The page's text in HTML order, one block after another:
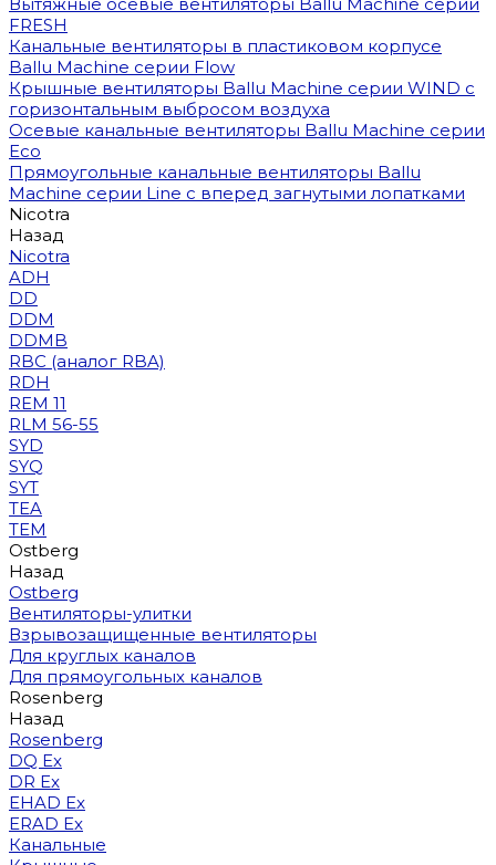
FRESH
Канальные вентиляторы в пластиковом корпусе
Ballu Machine серии Flow
Крышные вентиляторы Ballu Machine серии WIND с
горизонтальным выбросом воздуха
Осевые канальные вентиляторы Ballu Machine серии
Eco
Прямоугольные канальные вентиляторы Ballu
Machine серии Line с вперед загнутыми лопатками
Nicotra
Назад
Nicotra
ADH
DD
DDM
DDMB
RBC (аналог RBA)
RDH
REM 11
RLM 56-55
SYD
SYQ
SYT
TEA
TEM
Ostberg
Назад
Ostberg
Вентиляторы-улитки
Взрывозащищенные вентиляторы
Для круглых каналов
Для прямоугольных каналов
Rosenberg
Назад
Rosenberg
DQ Ex
DR Ex
EHAD Ex
ERAD Ex
Канальные